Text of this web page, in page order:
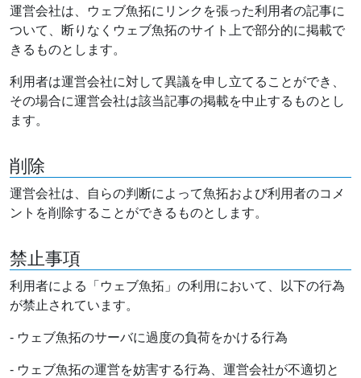
運営会社は、ウェブ魚拓にリンクを張った利用者の記事に
ついて、断りなくウェブ魚拓のサイト上で部分的に掲載で
きるものとします。
利用者は運営会社に対して異議を申し立てることができ、
その場合に運営会社は該当記事の掲載を中止するものとし
ます。
削除
運営会社は、自らの判断によって魚拓および利用者のコメ
ントを削除することができるものとします。
禁止事項
利用者による「ウェブ魚拓」の利用において、以下の行為
が禁止されています。
- ウェブ魚拓のサーバに過度の負荷をかける行為
- ウェブ魚拓の運営を妨害する行為、運営会社が不適切と